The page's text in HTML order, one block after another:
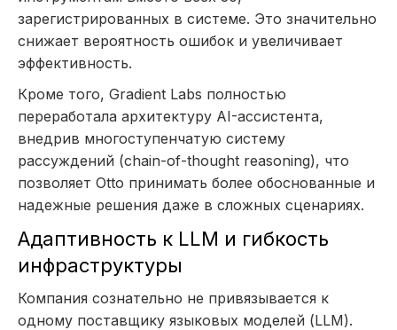
зарегистрированных в системе. Это значительно
снижает вероятность ошибок и увеличивает
эффективность.
Кроме того, Gradient Labs полностью
переработала архитектуру AI-ассистента,
внедрив многоступенчатую систему
рассуждений (chain-of-thought reasoning), что
позволяет Otto принимать более обоснованные и
надежные решения даже в сложных сценариях.
Адаптивность к LLM и гибкость
инфраструктуры
Компания сознательно не привязывается к
одному поставщику языковых моделей (LLM).